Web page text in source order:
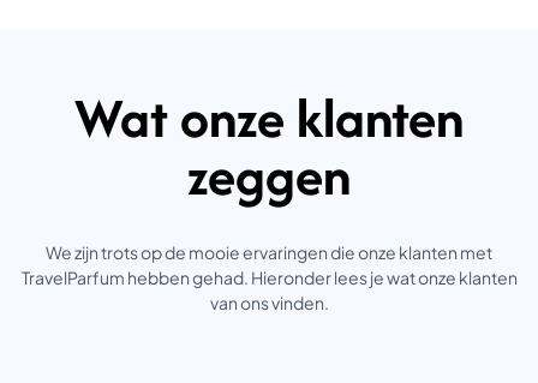
Wat onze klanten
zeggen
We zijn trots op de mooie ervaringen die onze klanten met
TravelParfum hebben gehad. Hieronder lees je wat onze klanten
van ons vinden.